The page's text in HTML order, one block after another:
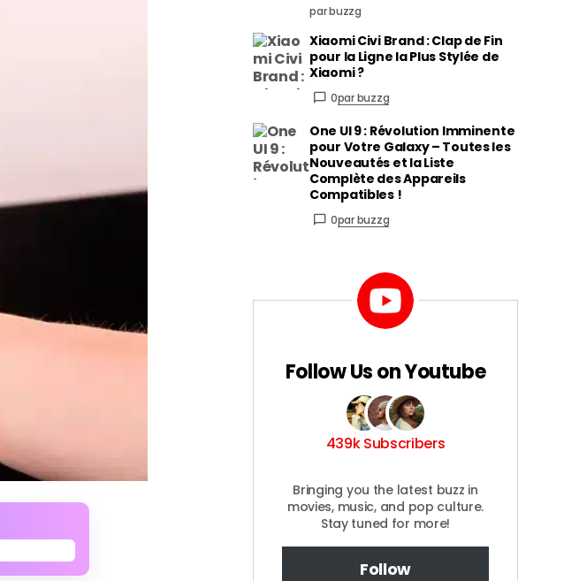
par buzzg
Xiaomi Civi Brand : Clap de Fin
pour la Ligne la Plus Stylée de
Xiaomi ?
0par buzzg
One UI 9 : Révolution Imminente
pour Votre Galaxy – Toutes les
Nouveautés et la Liste
Complète des Appareils
Compatibles !
0par buzzg
Follow Us on Youtube
439k Subscribers
Bringing you the latest buzz in
movies, music, and pop culture.
Stay tuned for more!
Follow